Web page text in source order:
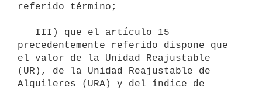
referido término;
precedentemente referido dispone que
el valor de la Unidad Reajustable
(UR), de la Unidad Reajustable de
Alquileres (URA) y del índice de